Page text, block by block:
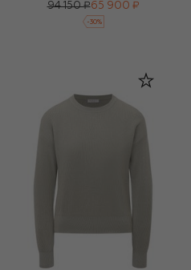
94 150 ₽65 900 ₽
-30%